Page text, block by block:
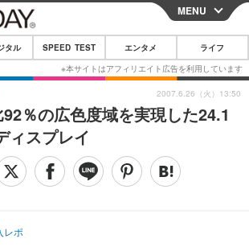
CLOSE
スマートフォン
その他
映画・ドラマ
MENU
タル SPEED TEST エンタメ ライフ
％の広色度域を実現した24.1
ィスプレイ
レポ
2007.6.26（火）13:50